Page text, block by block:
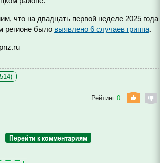
что на двадцать первой неделе 2025 года
регионе было выявлено 6 случаев гриппа.
Рейтинг 0
Перейти к комментариям